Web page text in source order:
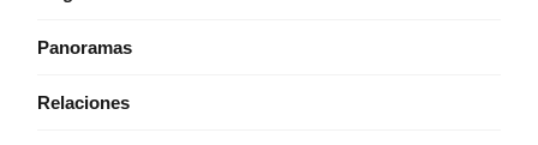
Panoramas
Relaciones